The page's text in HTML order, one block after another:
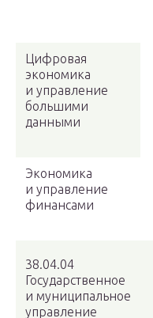
Цифровая
экономика
и управление
большими
данными
Экономика
и управление
финансами
38.04.04
Государственное
и муниципальное
управление